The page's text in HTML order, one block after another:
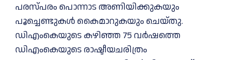
പരസ്പരം പൊന്നാട അണിയിക്കുകയും
പൂച്ചെണ്ടുകള്‍ കൈമാറുകയും ചെയ്തു.
ഡിഎംകെയുടെ കഴിഞ്ഞ 75 വര്‍ഷത്തെ
ഡിഎംകെയുടെ രാഷ്ടീയചരിത്രം